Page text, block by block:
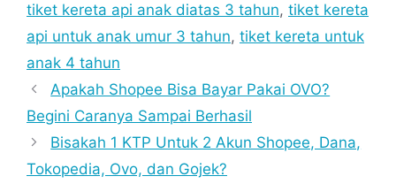
tiket kereta api anak diatas 3 tahun, tiket kereta
api untuk anak umur 3 tahun, tiket kereta untuk
anak 4 tahun
Apakah Shopee Bisa Bayar Pakai OVO?
Begini Caranya Sampai Berhasil
Bisakah 1 KTP Untuk 2 Akun Shopee, Dana,
Tokopedia, Ovo, dan Gojek?